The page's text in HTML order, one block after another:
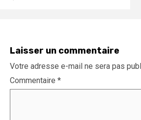
Laisser un commentaire
Votre adresse e-mail ne sera pas
Commentaire *